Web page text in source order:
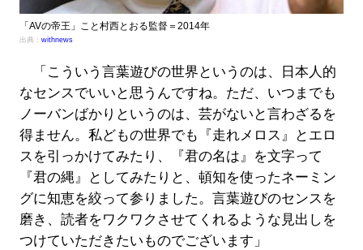
「AVの帝王」こと村西とおる監督＝2014年
出典： withnews
「こういう言葉遊びの世界というのは、日本人的
なセンスでいいと思うんですね。ただ、いつまでも
ノーバンばかりというのは、芸がないと言わざるを
得ません。私どもの世界でも『走れメロス』とエロ
スを引っかけてみたり、『君の名は』を文字って
『君の縄』としてみたりと、頓知を使ったネーミン
グに知恵を絞って参りました。言葉遊びのセンスを
磨き、読者をワクワクさせてくれるような見出しを
つけていただきたいものでございます」